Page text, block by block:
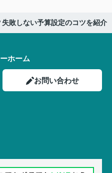
敗しない予算設定のコツを紹介
ホーム
お問い合わせ